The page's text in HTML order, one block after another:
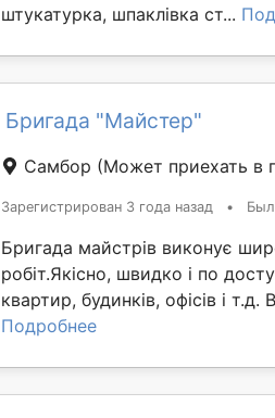
штукатурка, шпаклівка ст...
Бригада "Майстер"
Самбор (Может приехать в
Зарегистрирован 3 года назад • Был
Бригада майстрів виконує
робіт.Якісно, швидко і по
квартир, будинків, офісів і
Подробнее